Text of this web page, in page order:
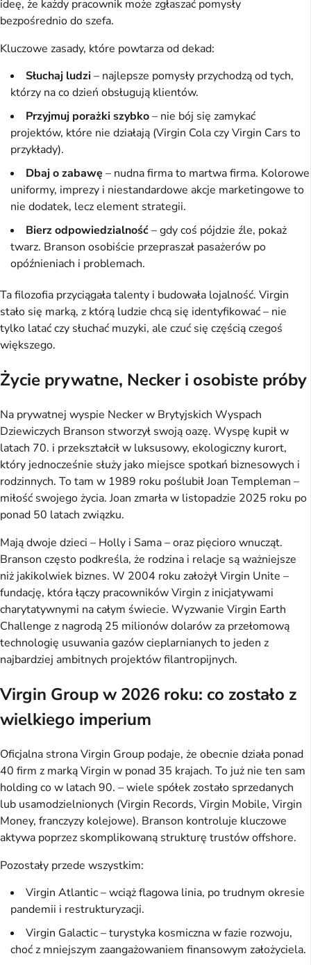
ideę, że każdy pracownik może zgłaszać pomysły
bezpośrednio do szefa.
Kluczowe zasady, które powtarza od dekad:
Słuchaj ludzi– najlepsze pomysły przychodzą od tych,
którzy na co dzień obsługują klientów.
Przyjmuj porażki szybko– nie bój się zamykać
projektów, które nie działają (Virgin Cola czy Virgin Cars to
przykłady).
Dbaj o zabawę – nudna firma to martwa firma. Kolorowe
uniformy, imprezy i niestandardowe akcje marketingowe to
nie dodatek, lecz element strategii.
Bierz odpowiedzialność– gdy coś pójdzie źle, pokaż
twarz. Branson osobiście przepraszał pasażerów po
opóźnieniach i problemach.
Ta filozofia przyciągała talenty i budowała lojalność. Virgin
stało się marką, z którą ludzie chcą się identyfikować – nie
tylko latać czy słuchać muzyki, ale czuć się częścią czegoś
większego.
Życie prywatne, Necker i osobiste próby
Na prywatnej wyspie Necker w Brytyjskich Wyspach
Dziewiczych Branson stworzył swoją oazę. Wyspę kupił w
latach 70. i przekształcił w luksusowy, ekologiczny kurort,
który jednocześnie służy jako miejsce spotkań biznesowych i
rodzinnych. To tam w 1989 roku poślubił Joan Templeman –
miłość swojego życia. Joan zmarła w listopadzie 2025 roku po
ponad 50 latach związku.
Mają dwoje dzieci – Holly i Sama – oraz pięcioro wnucząt.
Branson często podkreśla, że rodzina i relacje są ważniejsze
niż jakikolwiek biznes. W 2004 roku założył Virgin Unite –
fundację, która łączy pracowników Virgin z inicjatywami
charytatywnymi na całym świecie. Wyzwanie Virgin Earth
Challenge z nagrodą 25 milionów dolarów za przełomową
technologię usuwania gazów cieplarnianych to jeden z
najbardziej ambitnych projektów filantropijnych.
Virgin Group w 2026 roku: co zostało z
wielkiego imperium
Oficjalna strona Virgin Group podaje, że obecnie działa ponad
40 firm z marką Virgin w ponad 35 krajach. To już nie ten sam
holding co w latach 90. – wiele spółek zostało sprzedanych
lub usamodzielnionych (Virgin Records, Virgin Mobile, Virgin
Money, franczyzy kolejowe). Branson kontroluje kluczowe
aktywa poprzez skomplikowaną strukturę trustów offshore.
Pozostały przede wszystkim:
Virgin Atlantic – wciąż flagowa linia, po trudnym okresie
pandemii i restrukturyzacji.
Virgin Galactic – turystyka kosmiczna w fazie rozwoju,
choć z mniejszym zaangażowaniem finansowym założyciela.